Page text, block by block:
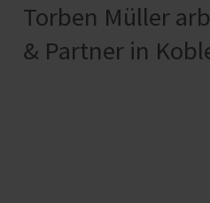
Torben Müller
& Partner in